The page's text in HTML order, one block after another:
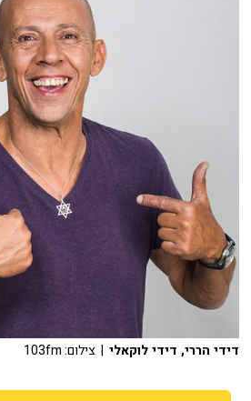
דידי הררי, דידי לוקאלי | צילום: 103fm